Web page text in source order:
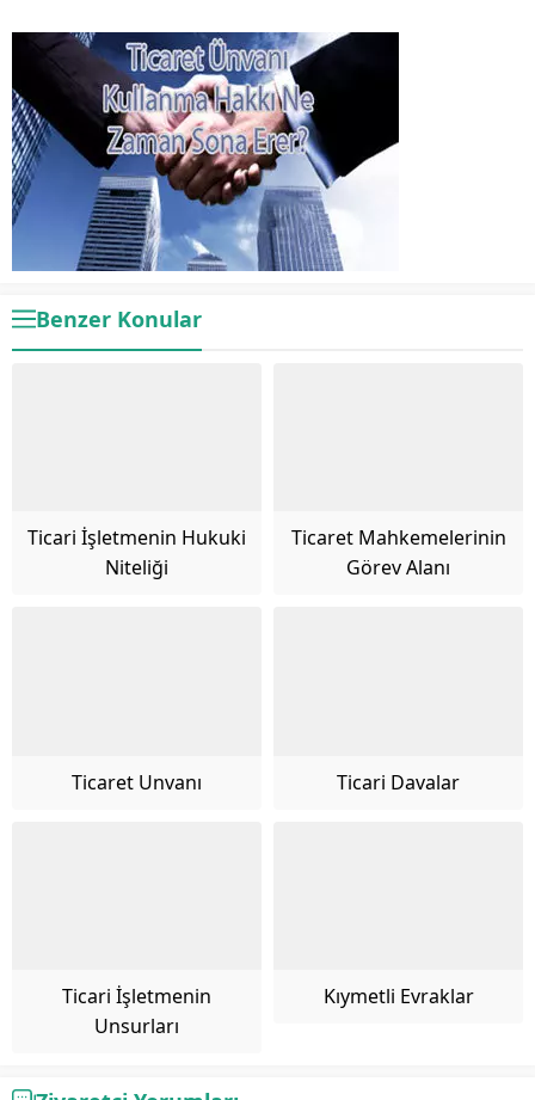
Benzer Konular
Ticari İşletmenin Hukuki
Niteliği
Ticaret Mahkemelerinin
Görev Alanı
Ticaret Unvanı Ticari Davalar
Ticari İşletmenin
Unsurları
Kıymetli Evraklar